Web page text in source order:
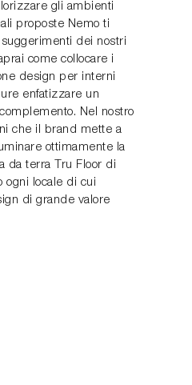
gli ambienti
proposte Nemo ti
dei nostri
come collocare i
design per interni
enfatizzare un
Nel nostro
che il brand mette a
ottimamente la
da terra Tru Floor di
ogni locale di cui
di grande valore